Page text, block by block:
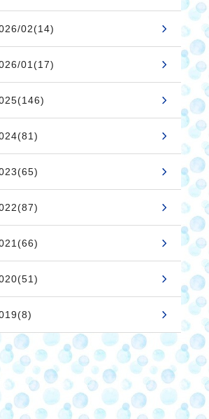
02(14)
01(17)